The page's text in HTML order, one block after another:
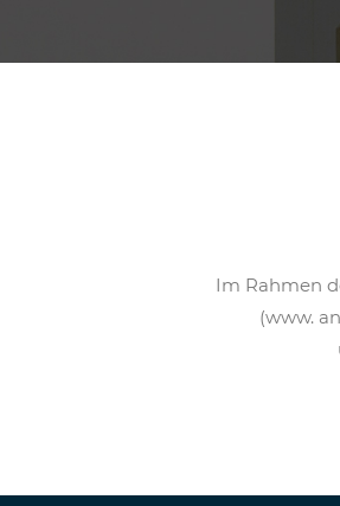
Im Rahmen
(www.